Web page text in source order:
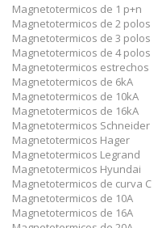
Magnetotermicos de 1 p+n
Magnetotermicos de 2 polos
Magnetotermicos de 3 polos
Magnetotermicos de 4 polos
Magnetotermicos estrechos
Magnetotermicos de 6kA
Magnetotermicos de 10kA
Magnetotermicos de 16kA
Magnetotermicos Schneider
Magnetotermicos Hager
Magnetotermicos Legrand
Magnetotermicos Hyundai
Magnetotermicos de curva C
Magnetotermicos de 10A
Magnetotermicos de 16A